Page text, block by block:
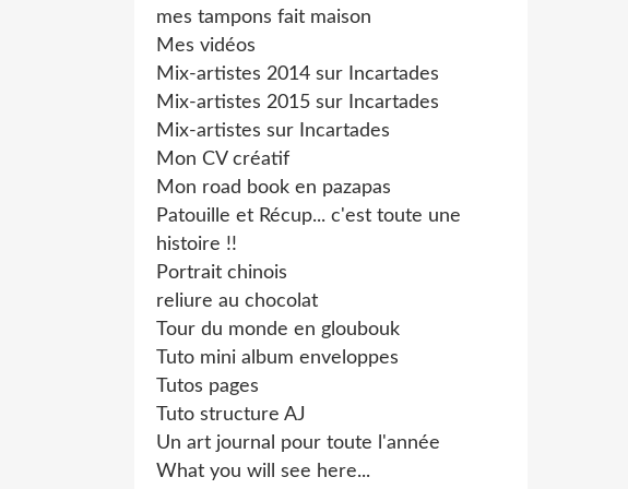
mes tampons fait maison
Mes vidéos
Mix-artistes 2014 sur Incartades
Mix-artistes 2015 sur Incartades
Mix-artistes sur Incartades
Mon CV créatif
Mon road book en pazapas
Patouille et Récup... c'est toute une
histoire !!
Portrait chinois
reliure au chocolat
Tour du monde en gloubouk
Tuto mini album enveloppes
Tutos pages
Tuto structure AJ
Un art journal pour toute l'année
What you will see here...